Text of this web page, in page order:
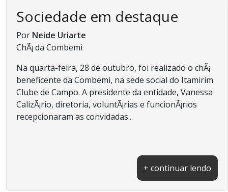
Sociedade em destaque
Por Neide Uriarte
ChÃ¡ da Combemi
Na quarta-feira, 28 de outubro, foi realizado o chÃ¡
beneficente da Combemi, na sede social do Itamirim
Clube de Campo. A presidente da entidade, Vanessa
CalizÃ¡rio, diretoria, voluntÃ¡rias e funcionÃ¡rios
recepcionaram as convidadas...
+ continuar lendo